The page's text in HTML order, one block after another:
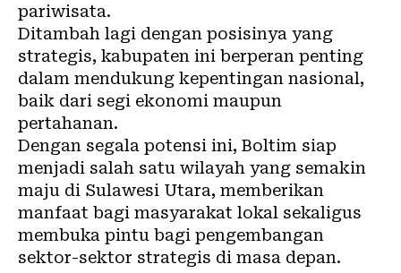
pariwisata.
Ditambah lagi dengan posisinya yang
strategis, kabupaten ini berperan penting
dalam mendukung kepentingan nasional,
baik dari segi ekonomi maupun
pertahanan.
Dengan segala potensi ini, Boltim siap
menjadi salah satu wilayah yang semakin
maju di Sulawesi Utara, memberikan
manfaat bagi masyarakat lokal sekaligus
membuka pintu bagi pengembangan
sektor-sektor strategis di masa depan.